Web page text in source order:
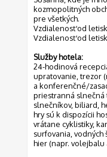
kozmopolitných
pre všetkých.
Vzdialenosť od
Vzdialenosť od
Služby hotela:
24-hodinová
upratovanie, trezor
a konferenčné/
priestranná slnečná
slnečníkov, biliard,
hry sú k dispozícii
vrátane cyklistiky,
surfovania, vodných
hier (napr. volejbalu